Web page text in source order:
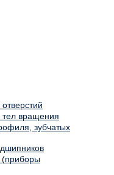
вращения
зубчатых
(приборы